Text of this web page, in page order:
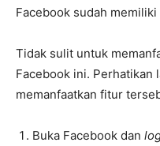
Facebook sudah
Tidak sulit untuk
Facebook ini. Perhatikan
memanfaatkan fitur
Buka Facebook dan